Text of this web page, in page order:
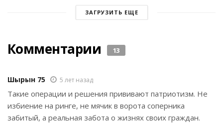
ЗАГРУЗИТЬ ЕЩЕ
Комментарии 13
Шырын 75 5 лет назад
Такие операции и решения прививают патриотизм. Не
избиение на ринге, не мячик в ворота соперника
забитый, а реальная забота о жизнях своих граждан.